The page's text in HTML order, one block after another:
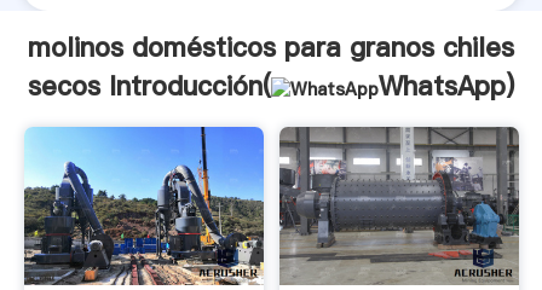
molinos domésticos para granos chiles
secos Introducción(
WhatsApp)